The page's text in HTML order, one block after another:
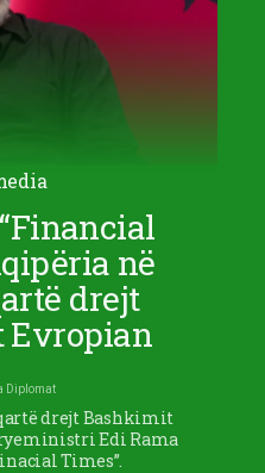
në
drejt
Evropian
Diplomat
drejt Bashkimit
Edi Rama
Times”.